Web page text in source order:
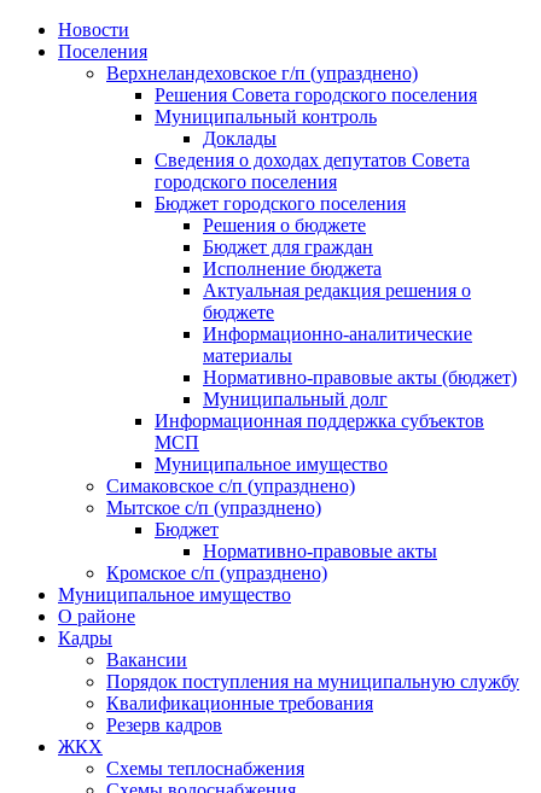
Skip
Новости
Поселения
Верхнеландеховское г/п (упразднено)
Решения Совета городского поселения
Муниципальный контроль
Доклады
Сведения о доходах депутатов Совета
городского поселения
Бюджет городского поселения
Решения о бюджете
Бюджет для граждан
Исполнение бюджета
Актуальная редакция решения о
бюджете
Информационно-аналитические
материалы
Нормативно-правовые акты (бюджет)
Муниципальный долг
Информационная поддержка субъектов
МСП
Муниципальное имущество
Симаковское с/п (упразднено)
Мытское с/п (упразднено)
Бюджет
Нормативно-правовые акты
Кромское с/п (упразднено)
Муниципальное имущество
О районе
Кадры
Вакансии
Порядок поступления на муниципальную службу
Квалификационные требования
Резерв кадров
ЖКХ
Схемы теплоснабжения